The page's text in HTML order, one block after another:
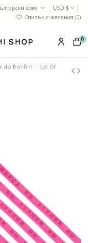
език
USD $
Списък с желания (0)
0
do Bonfim
Lot Of